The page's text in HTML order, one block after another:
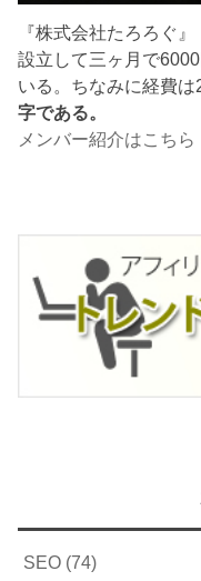
『株式会社たろろぐ』
設立して三ヶ月で
いる。ちなみに経費
字である。
メンバー紹介はこちら
SEO (74)